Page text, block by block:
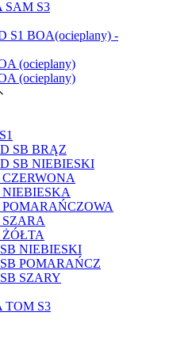
S3
S1 BOA(ocieplany) -
(ocieplany)
(ocieplany)
SB BRĄZ
SB NIEBIESKI
NIEBIESKI
POMARAŃCZ
SZARY
TOM S3